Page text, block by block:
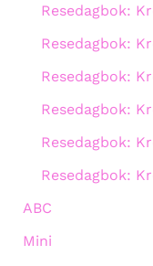
Resedagbok:
Resedagbok:
Resedagbok:
Resedagbok:
Resedagbok:
Resedagbok:
ABC
Mini